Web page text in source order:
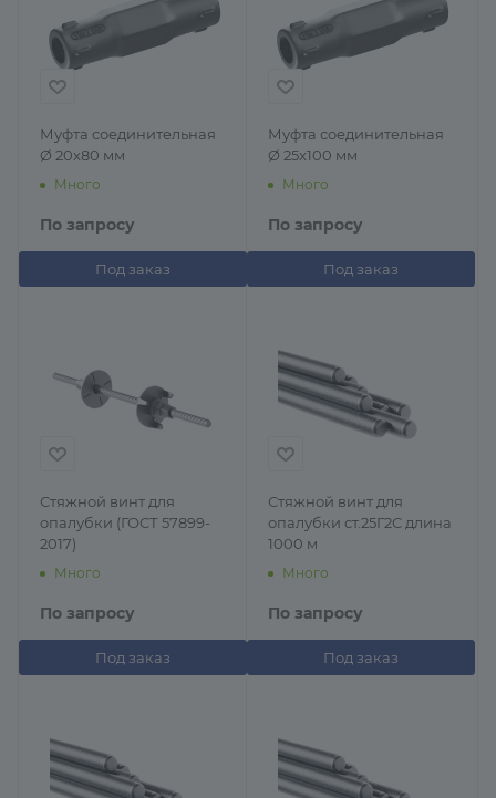
Муфта соединительная
Ø 20x80 мм
Много
По запросу
Под заказ
Муфта соединительная
Ø 25x100 мм
Много
По запросу
Под заказ
Стяжной винт для
опалубки (ГОСТ 57899-
2017)
Много
По запросу
Под заказ
Стяжной винт для
опалубки ст.25Г2С длина
1000 м
Много
По запросу
Под заказ